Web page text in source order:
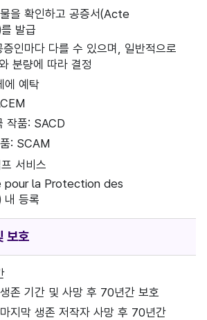
을 확인하고 공증서(Acte
발급
인마다 다를 수 있으며, 일반적으로
분량에 따라 결정
에 예탁
작품: SACD
: SCAM
서비스
pour la Protection des
등록
보호
존 기간 및 사망 후 70년간 보호
지막 생존 저작자 사망 후 70년간